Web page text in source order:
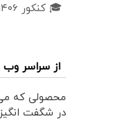
🎓 کنکور ۱۴۰6؟ ماز تابستون و تو یک هفتع جمع میکنه 🏆
از سراسر وب
محصولی که
در شگفت